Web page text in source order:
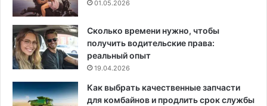
01.05.2026
Сколько времени нужно, чтобы
получить водительские права:
реальный опыт
19.04.2026
Как выбрать качественные запчасти
для комбайнов и продлить срок службы